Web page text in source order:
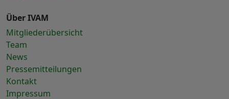
Über IVAM
Mitgliederübersicht
Team
News
Pressemitteilungen
Kontakt
Impressum